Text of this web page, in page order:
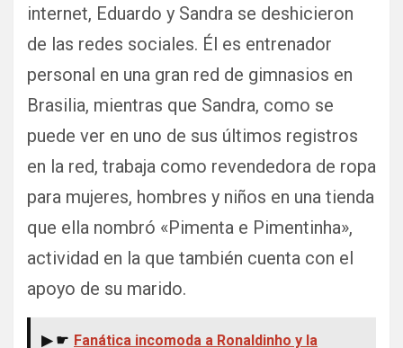
internet, Eduardo y Sandra se deshicieron
de las redes sociales. Él es entrenador
personal en una gran red de gimnasios en
Brasilia, mientras que Sandra, como se
puede ver en uno de sus últimos registros
en la red, trabaja como revendedora de ropa
para mujeres, hombres y niños en una tienda
que ella nombró «Pimenta e Pimentinha»,
actividad en la que también cuenta con el
apoyo de su marido.
▶ ☛ Fanática incomoda a Ronaldinho y la